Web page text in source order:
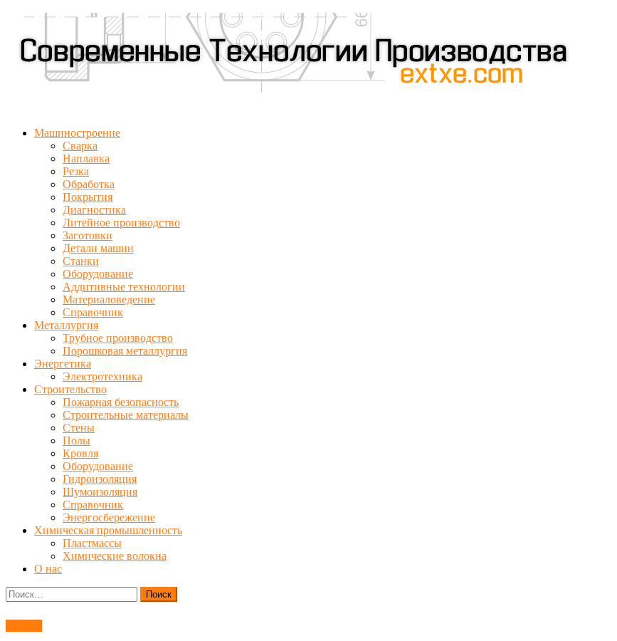
Машиностроение
Сварка
Наплавка
Резка
Обработка
Покрытия
Диагностика
Литейное производство
Заготовки
Детали машин
Станки
Оборудование
Аддитивные технологии
Материаловедение
Справочник
Металлургия
Трубное производство
Порошковая металлургия
Энергетика
Электротехника
Строительство
Пожарная безопасность
Строительные материалы
Стены
Полы
Кровля
Оборудование
Гидроизоляция
Шумоизоляция
Справочник
Энергосбережение
Химическая промышленность
Пластмассы
Химические волокна
О нас
Найти: